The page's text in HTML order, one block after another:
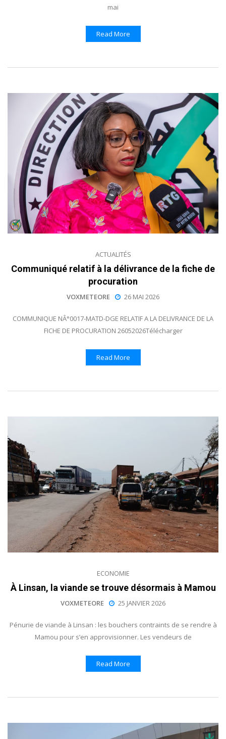
mai
Read More
ACTUALITÉS
Communiqué relatif à la délivrance de la fiche de
procuration
VOXMETEORE 26 MAI 2026
COMMUNIQUE NÂ°0017-MATD-DGE RELATIF A LA DELIVRANCE DE LA
FICHE DE PROCURATION 26052026Télécharger
Read More
ECONOMIE
À Linsan, la viande se trouve désormais à Mamou
VOXMETEORE 25 JANVIER 2026
Pénurie de viande à Linsan : les bouchers contraints de se rendre à
Mamou pour s’en approvisionner. Les vendeurs de
Read More